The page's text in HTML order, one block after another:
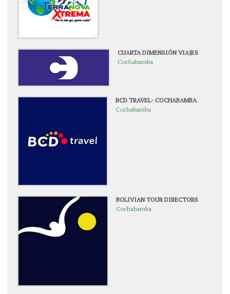
CUARTA DIMENSIÓN VIAJES
Cochabamba
BCD TRAVEL- COCHABAMBA
Cochabamba
BOLIVIAN TOUR DIRECTORS
Cochabamba